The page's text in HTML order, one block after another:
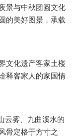
景与中秋团圆文化
的美好图景，承载
文化遗产客家土楼
释客家人的家国情
云雾、九曲溪水的
骨定格于方寸之